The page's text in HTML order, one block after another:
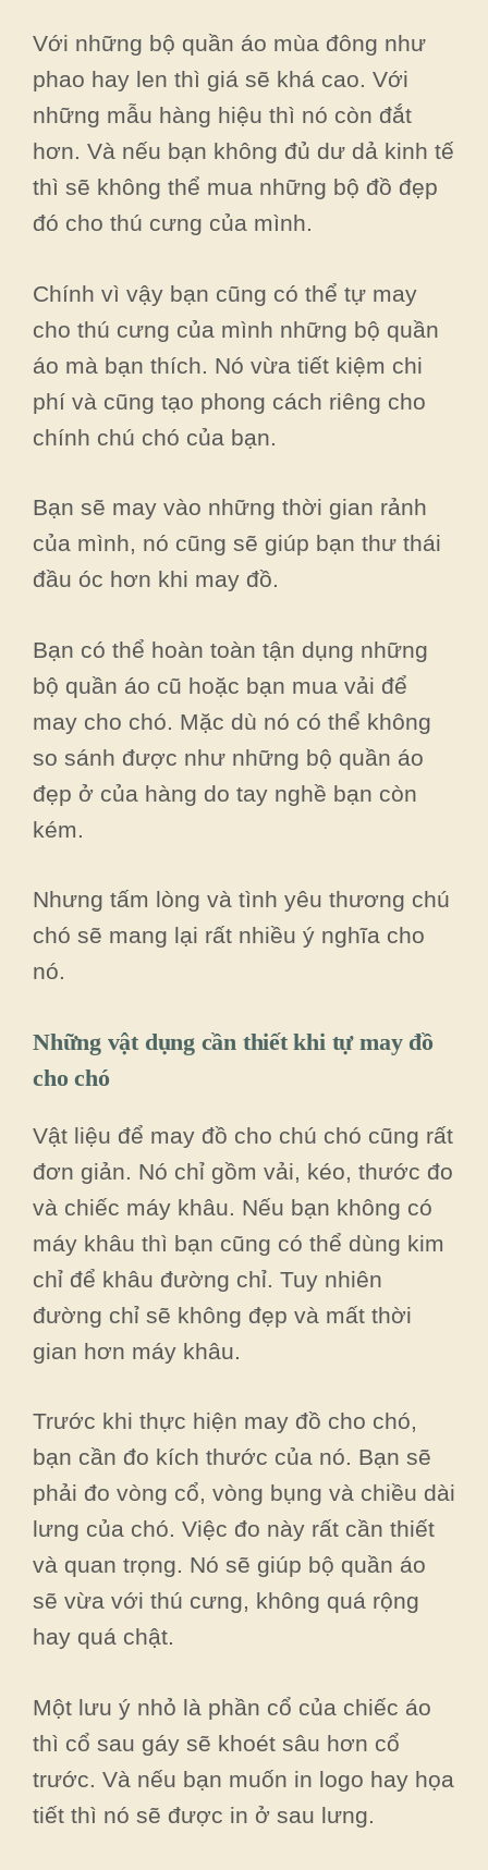
Với những bộ quần áo mùa đông như
phao hay len thì giá sẽ khá cao. Với
những mẫu hàng hiệu thì nó còn đắt
hơn. Và nếu bạn không đủ dư dả kinh tế
thì sẽ không thể mua những bộ đồ đẹp
đó cho thú cưng của mình.
Chính vì vậy bạn cũng có thể tự may
cho thú cưng của mình những bộ quần
áo mà bạn thích. Nó vừa tiết kiệm chi
phí và cũng tạo phong cách riêng cho
chính chú chó của bạn.
Bạn sẽ may vào những thời gian rảnh
của mình, nó cũng sẽ giúp bạn thư thái
đầu óc hơn khi may đồ.
Bạn có thể hoàn toàn tận dụng những
bộ quần áo cũ hoặc bạn mua vải để
may cho chó. Mặc dù nó có thể không
so sánh được như những bộ quần áo
đẹp ở của hàng do tay nghề bạn còn
kém.
Nhưng tấm lòng và tình yêu thương chú
chó sẽ mang lại rất nhiều ý nghĩa cho
nó.
Những vật dụng cần thiết khi tự may đồ
cho chó
Vật liệu để may đồ cho chú chó cũng rất
đơn giản. Nó chỉ gồm vải, kéo, thước đo
và chiếc máy khâu. Nếu bạn không có
máy khâu thì bạn cũng có thể dùng kim
chỉ để khâu đường chỉ. Tuy nhiên
đường chỉ sẽ không đẹp và mất thời
gian hơn máy khâu.
Trước khi thực hiện may đồ cho chó,
bạn cần đo kích thước của nó. Bạn sẽ
phải đo vòng cổ, vòng bụng và chiều dài
lưng của chó. Việc đo này rất cần thiết
và quan trọng. Nó sẽ giúp bộ quần áo
sẽ vừa với thú cưng, không quá rộng
hay quá chật.
Một lưu ý nhỏ là phần cổ của chiếc áo
thì cổ sau gáy sẽ khoét sâu hơn cổ
trước. Và nếu bạn muốn in logo hay họa
tiết thì nó sẽ được in ở sau lưng.